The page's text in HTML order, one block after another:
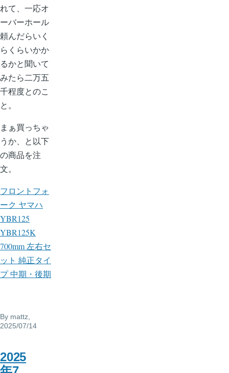
れて、一応オ
ーバーホール
頼んだらいく
らくらいかか
るかと聞いて
みたら二万五
千程度とのこ
と。
まぁ買っちゃ
うか、と以下
の商品を注
文。
フロントフォ
ーク ヤマハ
YBR125
YBR125K
700mm 左右セ
ット 純正タイ
プ 中期・後期
By mattz
2025/07/14
2025